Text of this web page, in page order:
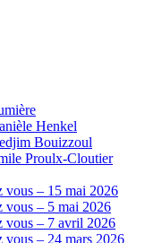
Henkel
Bouizzoul
Proulx-Cloutier
vous – 15 mai 2026
vous – 5 mai 2026
vous – 7 avril 2026
vous – 24 mars 2026